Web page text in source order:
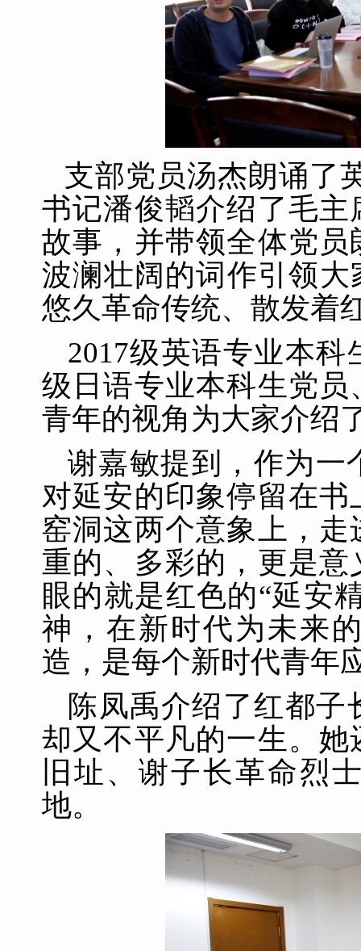
支部党员汤杰朗诵了
书记潘俊韬介绍了毛
故事，并带领全体党
波澜壮阔的词作引领
悠久革命传统、散发着
2017级英语专业本科
级日语专业本科生党员
青年的视角为大家介绍
谢嘉敏提到，作为一
对延安的印象停留在
窑洞这两个意象上，
重的、多彩的，更是
眼的就是红色的“延安
神，在新时代为未来
造，是每个新时代青年
陈凤禹介绍了红都
却又不平凡的一生。
旧址、谢子长革命烈
地。